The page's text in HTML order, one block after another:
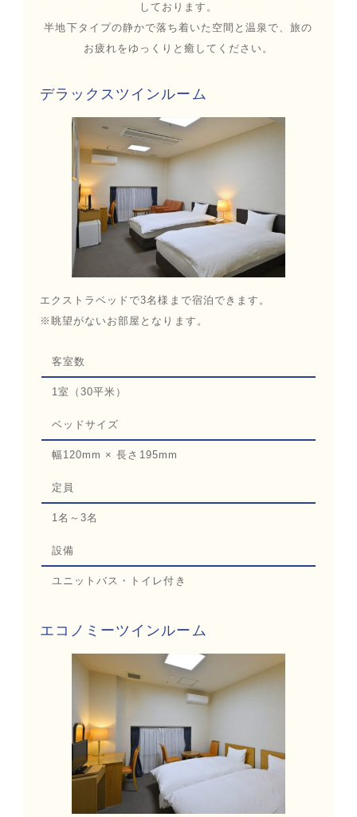
しております。
半地下タイプの静かで落ち着いた空間と温泉で、旅の
お疲れをゆっくりと癒してください。
デラックスツインルーム
エクストラベッドで3名様まで宿泊できます。
※眺望がないお部屋となります。
客室数
1室（30平米）
ベッドサイズ
幅120mm × 長さ195mm
定員
1名～3名
設備
ユニットバス・トイレ付き
エコノミーツインルーム